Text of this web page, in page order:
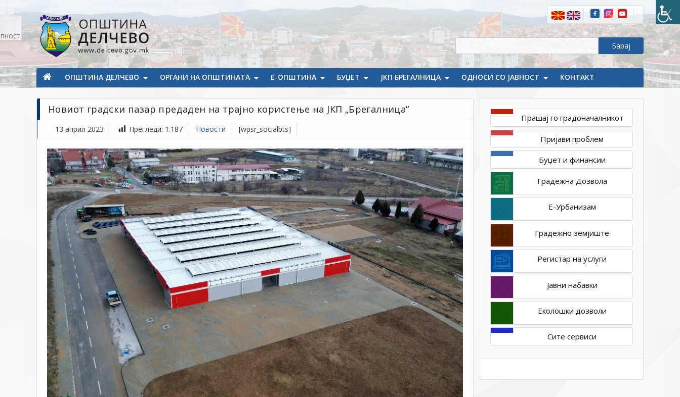
Општина Делчево
Општина Делчево
ОПШТИНА ДЕЛЧЕВО ОРГАНИ НА ОПШТИНАТА Е-ОПШТИНА БУЏЕТ ЈКП БРЕГАЛНИЦА ОДНОСИ СО ЈАВНОСТ КОНТАКТ
Новиот градски пазар предаден на трајно користење на ЈКП „Брегалница“
13 април 2023 Прегледи: 1.187 Новости [wpsr_socialbts]
пазар
предаден
трајно
користење
на
ЈКП
„Брегалница“
Прашај го градоначалникот
Пријави проблем
Буџет и финансии
Градежна Дозвола
Е-Урбанизам
Градежно земјиште
Регистар на услуги
Јавни набавки
Еколошки дозволи
Сите сервиси